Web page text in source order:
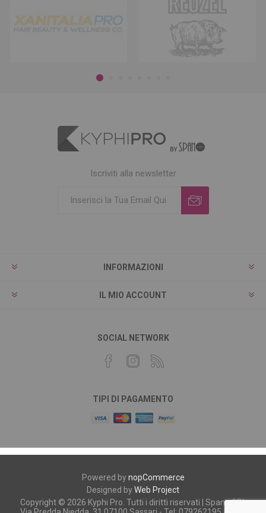
Iscriviti alla newsletter
INFORMAZIONI
IL MIO ACCOUNT
SOCIAL NETWORK
TIPI DI PAGAMENTO
Powered bynopCommerce
Designed byWeb Project
Copyright © 2026 Kyphi Pro. Tutti i diritti riservati | Spano SRL